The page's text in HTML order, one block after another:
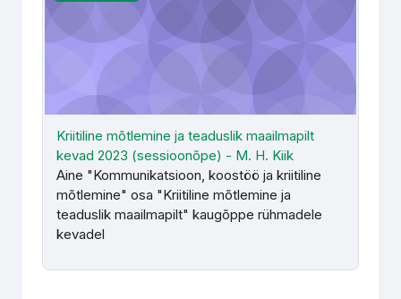
Kriitiline mõtlemine ja teaduslik maailmapilt
kevad 2023 (sessioonõpe) - M. H. Kiik
Aine "Kommunikatsioon, koostöö ja kriitiline
mõtlemine" osa "Kriitiline mõtlemine ja
teaduslik maailmapilt" kaugõppe rühmadele
kevadel